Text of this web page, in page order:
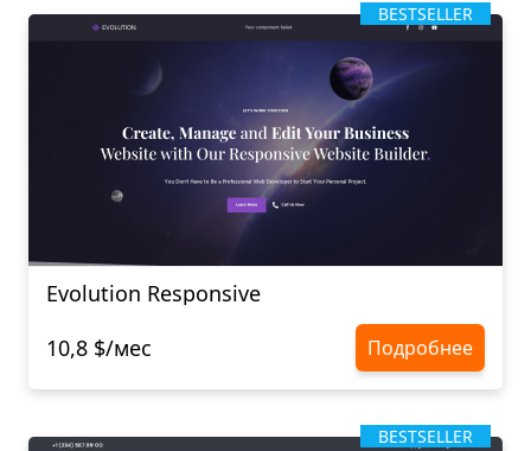
BESTSELLER
Evolution Responsive
10,8 $/мес
Подробнее
BESTSELLER